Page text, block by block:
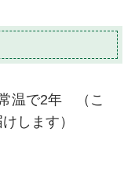
温で2年 （こ
します）